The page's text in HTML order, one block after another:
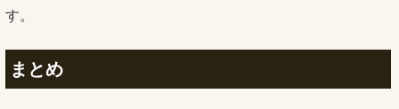
す。
まとめ